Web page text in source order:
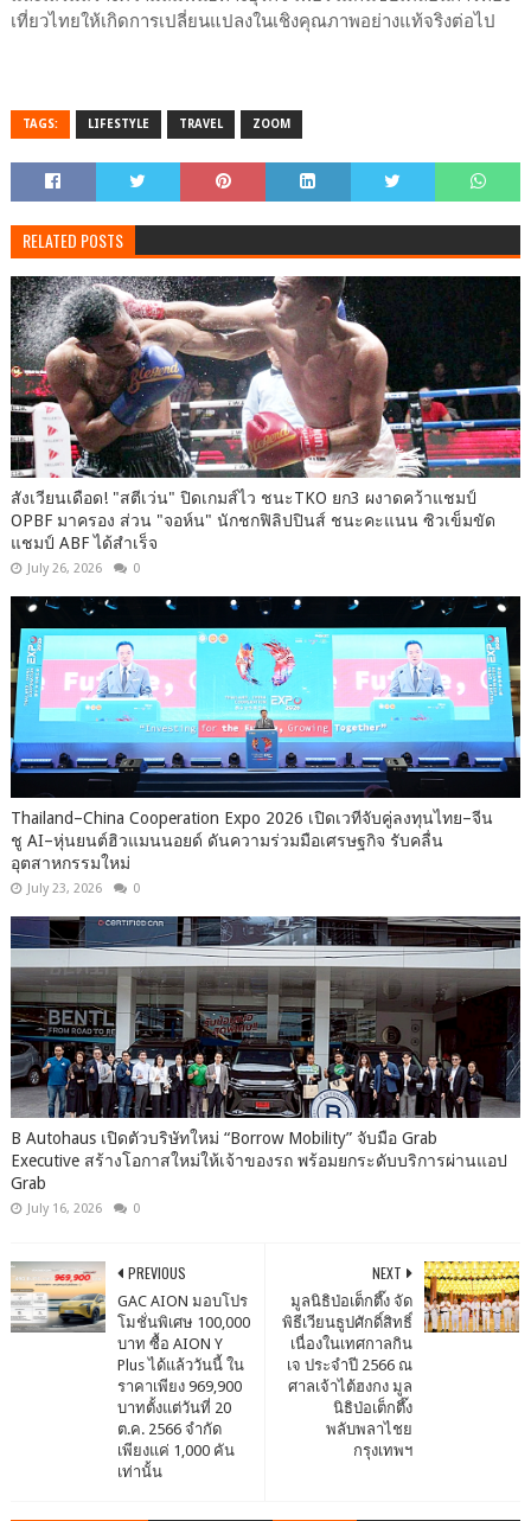
เที่ยวไทยให้เกิดการเปลี่ยนแปลงในเชิงคุณภาพอย่างแท้จริงต่อไป
TAGS: LIFESTYLE TRAVEL ZOOM
RELATED POSTS
สังเวียนเดือด! "สตีเว่น" ปิดเกมส์ไว ชนะTKO ยก3 ผงาดคว้าแชมป์
OPBF มาครอง ส่วน "จอห์น" นักชกฟิลิปปินส์ ชนะคะแนน ซิวเข็มขัด
แชมป์ ABF ได้สำเร็จ
July 26, 2026 0
Thailand–China Cooperation Expo 2026 เปิดเวทีจับคู่ลงทุนไทย–จีน
ชู AI–หุ่นยนต์ฮิวแมนนอยด์ ดันความร่วมมือเศรษฐกิจ รับคลื่น
อุตสาหกรรมใหม่
July 23, 2026 0
B Autohaus เปิดตัวบริษัทใหม่ “Borrow Mobility” จับมือ Grab
Executive สร้างโอกาสใหม่ให้เจ้าของรถ พร้อมยกระดับบริการผ่านแอป
Grab
July 16, 2026 0
NEXT
มูลนิธิป่อเต็กตึ๊ง จัด
พิธีเวียนธูปศักดิ์สิทธิ์
เนื่องในเทศกาลกิน
เจ ประจำปี 2566 ณ
ศาลเจ้าไต้ฮงกง มูล
นิธิป่อเต็กตึ๊ง
พลับพลาไชย
กรุงเทพฯ
PREVIOUS
GAC AION มอบโปร
โมชั่นพิเศษ 100,000
บาท ซื้อ AION Y
Plus ได้แล้ววันนี้ ใน
ราคาเพียง 969,900
บาทตั้งแต่วันที่ 20
ต.ค. 2566 จำกัด
เพียงแค่ 1,000 คัน
เท่านั้น